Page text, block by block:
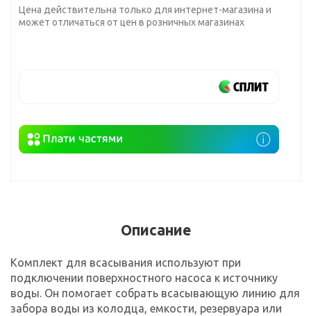
Цена действительна только для интернет-магазина и
может отличаться от цен в розничных магазинах
Описание
Комплект для всасывания используют при
подключении поверхностного насоса к источнику
воды. Он помогает собрать всасывающую линию для
забора воды из колодца, емкости, резервуара или